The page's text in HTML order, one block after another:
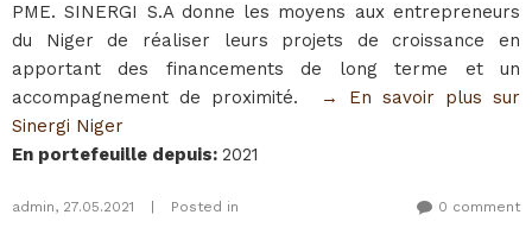
PME. SINERGI S.A donne les moyens aux entrepreneurs
du Niger de réaliser leurs projets de croissance en
apportant des financements de long terme et un
accompagnement de proximité.
→​ En savoir plus sur
Sinergi Niger
En portefeuille depuis: 2021
admin, 27.05.2021 Posted in 0 comment